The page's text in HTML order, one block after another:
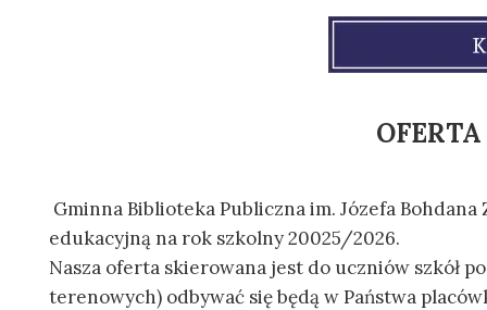
Gminna Biblioteka Publiczna im. Józefa
edukacyjną na rok szkolny 20025/2026.
Nasza oferta skierowana jest do uczniów szkół
terenowych) odbywać się będą w Państwa